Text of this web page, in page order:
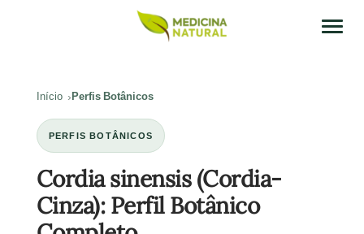
Início Perfis Botânicos
PERFIS BOTÂNICOS
Cordia sinensis (Cordia-
Cinza): Perfil Botânico